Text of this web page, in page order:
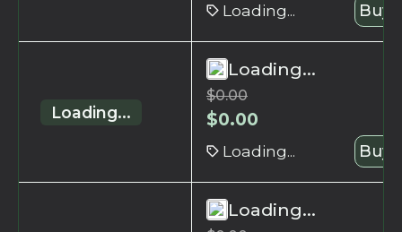
Loading... Buy
Loading...
Loading...
$0.00
$0.00
Loading... Buy
Loading...